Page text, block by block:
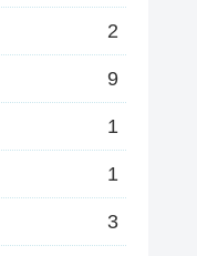
2
9
1
1
3